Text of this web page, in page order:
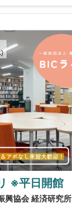
※平日開館
興協会 経済研究所